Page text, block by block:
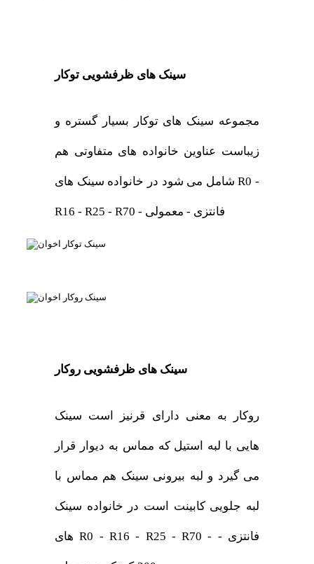
سینک های ظرفشویی توکار
مجموعه سینک های توکار بسیار گستره و
زیباست عناوین خانواده های متفاوتی هم
شامل می شود در خانواده سینک های R0 -
R16 - R25 - R70 - فانتزی - معمولی
سینک های ظرفشویی روکار
روکار به معنی دارای قرنیز است سینک
هایی با لبه استیل که مماس به دیوار قرار
می گیرد و لبه بیرونی سینک هم مماس با
لبه جلویی کابینت است در خانواده سینک
های R0 - R16 - R25 - R70 - فانتزی -